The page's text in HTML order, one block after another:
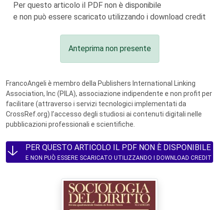
Per questo articolo il PDF non è disponibile
e non può essere scaricato utilizzando i download credit
Anteprima non presente
FrancoAngeli è membro della Publishers International Linking
Association, Inc (PILA), associazione indipendente e non profit per
facilitare (attraverso i servizi tecnologici implementati da
CrossRef.org) l’accesso degli studiosi ai contenuti digitali nelle
pubblicazioni professionali e scientifiche.
PER QUESTO ARTICOLO IL PDF NON È DISPONIBILE
E NON PUÒ ESSERE SCARICATO UTILIZZANDO I DOWNLOAD CREDIT